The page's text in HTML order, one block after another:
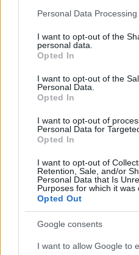
Personal Data
I want to opt-out of the
personal data.
Opted In
I want to opt-out of the
Personal Data.
Opted In
I want to opt-out of
Personal Data for
Opted In
I want to opt-out of
Retention, Sale, and/or
Personal Data that Is
Purposes for which it was
Opted Out
Google consents
I want to allow Google to
camion carichi di aiuti
Questa apertura,
condizioni di migliaia di
rientrava tra i dettagli
giorni fa in una regione
conflitto.
L’accordo di tregua
liberare 90 prigionieri
donne e 21 bambini,
israeliane. Si tratta di
Gerusalemme Est e dalla